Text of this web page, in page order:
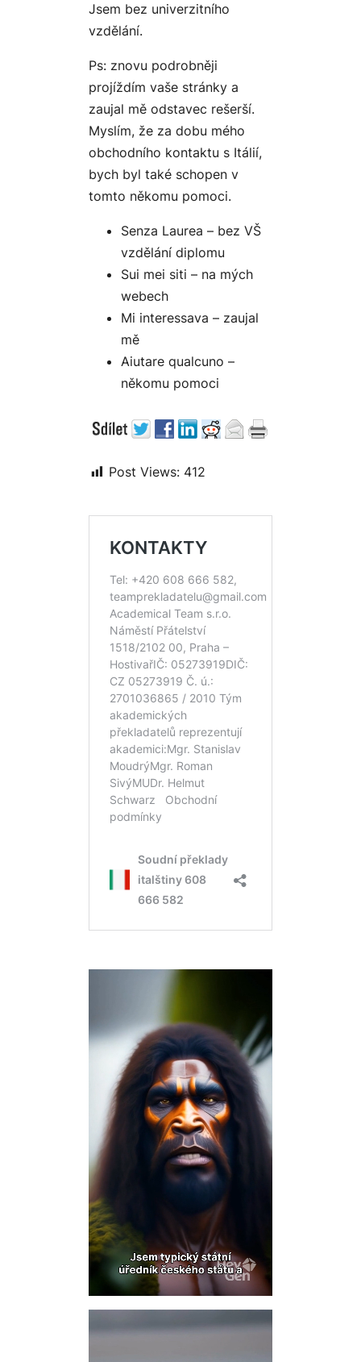
Jsem bez univerzitního
vzdělání.
Ps: znovu podrobněji
projíždím vaše stránky a
zaujal mě odstavec rešerší.
Myslím, že za dobu mého
obchodního kontaktu s Itálií,
bych byl také schopen v
tomto někomu pomoci.
Senza Laurea – bez VŠ
vzdělání diplomu
Sui mei siti – na mých
webech
Mi interessava – zaujal
mě
Aiutare qualcuno –
někomu pomoci
Post Views: 412